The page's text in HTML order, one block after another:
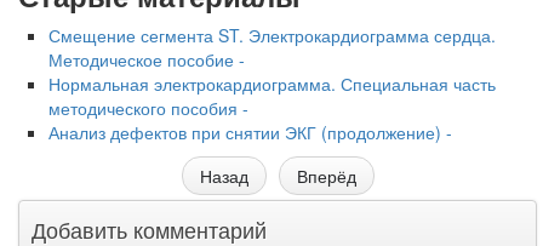
Смещение сегмента ST. Электрокардиограмма сердца.
Методическое пособие -
Нормальная электрокардиограмма. Специальная часть
методического пособия -
Анализ дефектов при снятии ЭКГ (продолжение) -
Назад
Вперёд
Добавить комментарий